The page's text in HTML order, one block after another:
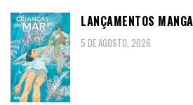
LANÇAMENTOS
5 DE AGOSTO, 2026